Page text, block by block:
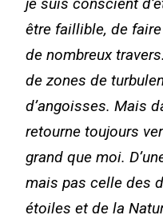
être faillible, de
de nombreux
de zones de
d’angoisses. Mais
retourne toujours
grand que moi.
mais pas celle des
étoiles et de la